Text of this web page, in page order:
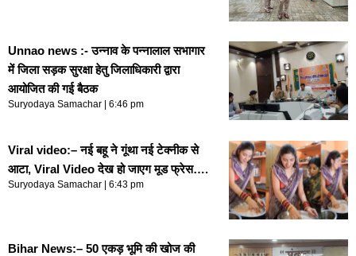
Unnao news :- उन्नाव के पन्नालाल सभागार
में जिला सड़क सुरक्षा हेतु जिलाधिकारी द्वारा
आयोजित की गई बैठक
Suryodaya Samachar 6:46 pm
Viral video:– नई बहू ने गूंथा नई टेक्नीक से
आटा, Viral Video देख हो जाएग मूड फ्रेस….
Suryodaya Samachar 6:43 pm
Bihar News:– 50 एकड़ भूमि की खोज की